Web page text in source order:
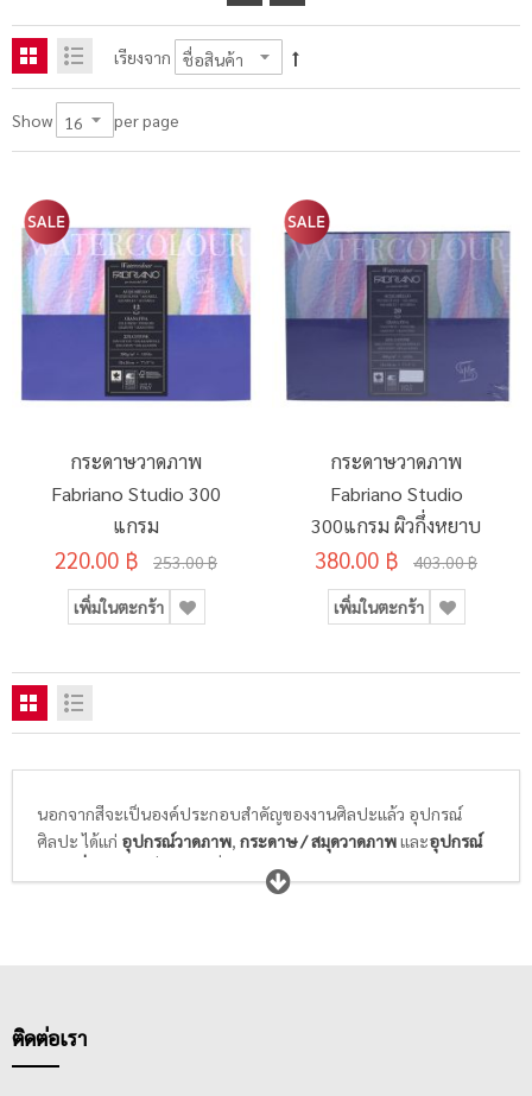
เรียงจาก
Show per page
กระดาษวาดภาพ
Fabriano Studio 300
แกรม
220.00 ฿ 253.00 ฿
เพิ่มในตะกร้า
กระดาษวาดภาพ
Fabriano Studio
300แกรม ผิวกึ่งหยาบ
380.00 ฿ 403.00 ฿
เพิ่มในตะกร้า
นอกจากสีจะเป็นองค์ประกอบสำคัญของงานศิลปะแล้ว อุปกรณ์
ศิลปะ ได้แก่ อุปกรณ์วาดภาพ, กระดาษ / สมุดวาดภาพและอุปกรณ์
ก็เป็นสิ่งจำเป็นที่นักเรียนนักศึกษาวิชาศิลปะ และศิลปิน
ทุกท่านให้ความสำคัญในการเลือกซื้อ พู่กันที่ดีจะต้องอ่อนนุ่ม ไม่แข็ง
ศิลปินต้องการ
ติดต่อเรา